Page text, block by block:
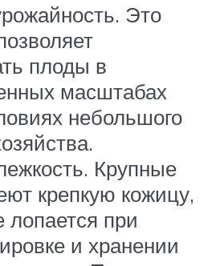
Это
плоды в
масштабах
небольшого
Крупные
крепкую кожицу,
лопается при
и хранении